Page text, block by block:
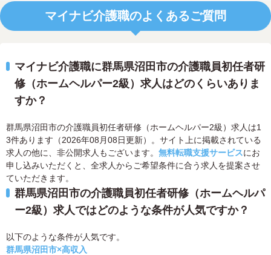
マイナビ介護職のよくあるご質問
マイナビ介護職に群馬県沼田市の介護職員初任者研
修（ホームヘルパー2級）求人はどのくらいありま
すか？
群馬県沼田市の介護職員初任者研修（ホームヘルパー2級）求人は1
3件あります（2026年08月08日更新）。サイト上に掲載されている
求人の他に、非公開求人もございます。 無料転職支援サービスにお
申し込みいただくと、全求人からご希望条件に合う求人を提案させ
ていただきます。
群馬県沼田市の介護職員初任者研修（ホームヘルパ
ー2級）求人ではどのような条件が人気ですか？
以下のような条件が人気です。
群馬県沼田市×高収入